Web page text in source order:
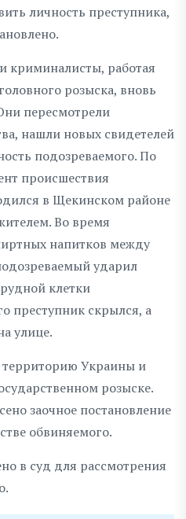
личность преступника,
криминалисты, работая
розыска, вновь
пересмотрели
нашли новых свидетелей
подозреваемого. По
происшествия
в Щекинском районе
Во время
напитков между
ударил
клетки
преступник скрылся, а
улице.
Украины и
розыске.
заочное постановление
обвиняемого.
в суд для рассмотрения